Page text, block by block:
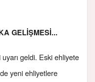
GELİŞMESİ...
geldi. Eski ehliyete
yeni ehliyetlere